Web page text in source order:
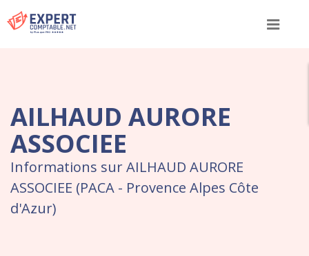
Menu
AILHAUD AURORE
ASSOCIEE
Informations sur AILHAUD AURORE
ASSOCIEE (PACA - Provence Alpes Côte
d'Azur)